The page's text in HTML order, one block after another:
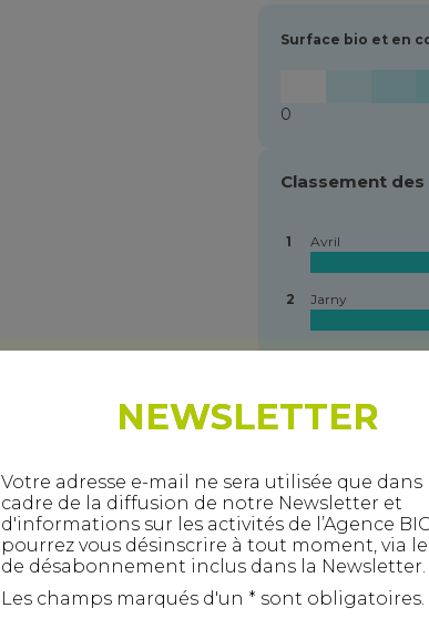
Surface bio et en
0
Classement
1
Avril
2
Jarny
4
Doncourt-lès-
5
Conflans-en-
S*
6
Bruville
S*
Les Baroches
S*
NEWSLETTER
Votre adresse e-mail ne sera utilisée que dans
cadre de la diffusion de notre Newsletter et
d'informations sur les activités de l’Agence
pourrez vous désinscrire à tout moment, via
de désabonnement inclus dans la Newsletter.
Les champs marqués d'un * sont obligatoires.